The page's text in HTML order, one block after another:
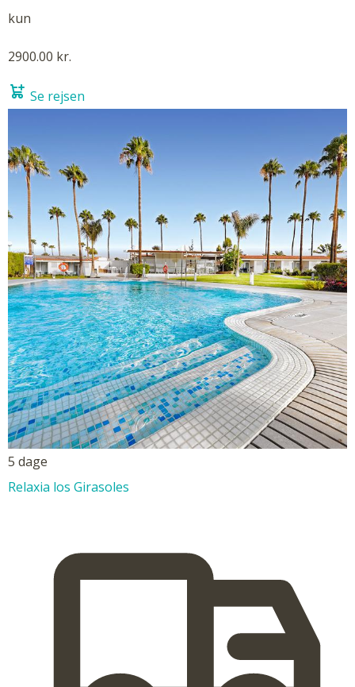
kun
2900.00 kr.
Se rejsen
5 dage
Relaxia los Girasoles